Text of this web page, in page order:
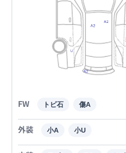
FW トビ石 傷A
外装 小A 小U